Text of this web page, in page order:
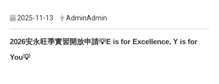
2025-11-13 AdminAdmin
2026安永旺季實習開放申請💡E is for Excellence, Y is for
You💡